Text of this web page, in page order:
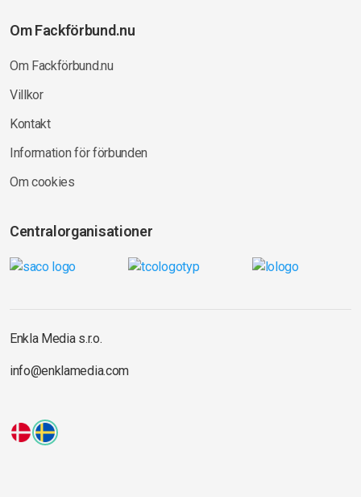
Om Fackförbund.nu
Om Fackförbund.nu
Villkor
Kontakt
Information för förbunden
Om cookies
Centralorganisationer
Enkla Media s.r.o.
info@enklamedia.com